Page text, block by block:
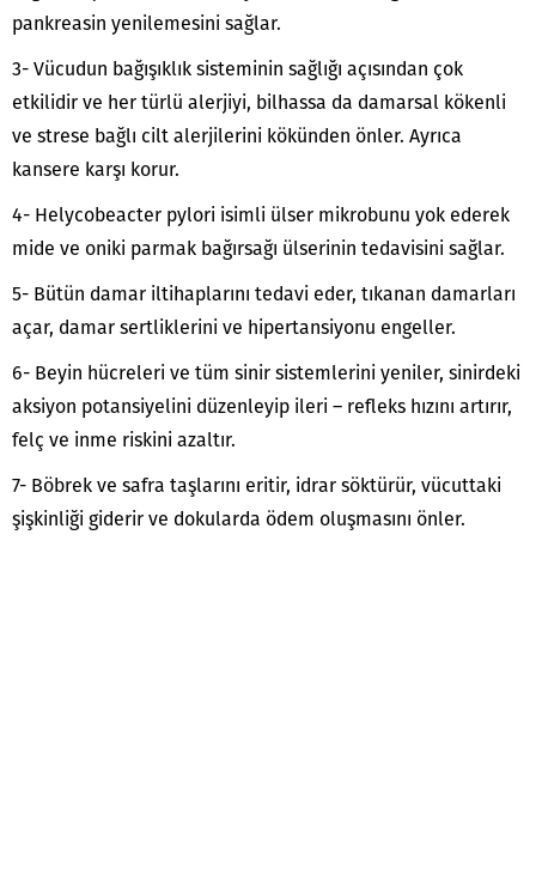
pankreasin yenilemesini sağlar.
3- Vücudun bağışıklık sisteminin sağlığı açısından çok
etkilidir ve her türlü alerjiyi, bilhassa da damarsal kökenli
ve strese bağlı cilt alerjilerini kökünden önler. Ayrıca
kansere karşı korur.
4- Helycobeacter pylori isimli ülser mikrobunu yok ederek
mide ve oniki parmak bağırsağı ülserinin tedavisini sağlar.
5- Bütün damar iltihaplarını tedavi eder, tıkanan damarları
açar, damar sertliklerini ve hipertansiyonu engeller.
6- Beyin hücreleri ve tüm sinir sistemlerini yeniler, sinirdeki
aksiyon potansiyelini düzenleyip ileri – refleks hızını artırır,
felç ve inme riskini azaltır.
7- Böbrek ve safra taşlarını eritir, idrar söktürür, vücuttaki
şişkinliği giderir ve dokularda ödem oluşmasını önler.